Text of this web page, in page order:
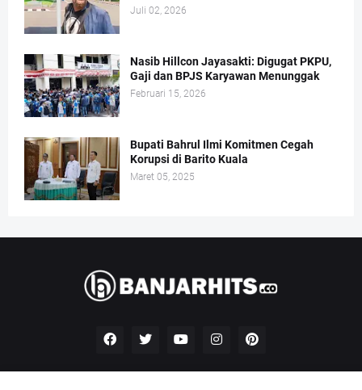
Juli 02, 2026
Nasib Hillcon Jayasakti: Digugat PKPU,
Gaji dan BPJS Karyawan Menunggak
Februari 15, 2026
Bupati Bahrul Ilmi Komitmen Cegah
Korupsi di Barito Kuala
Maret 05, 2025